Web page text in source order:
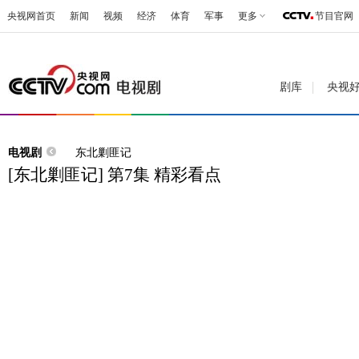
央视网首页 新闻 视频 经济 体育 军事 更多 节目官网
剧库 央视
电视剧 东北剿匪记
[东北剿匪记] 第7集 精彩看点